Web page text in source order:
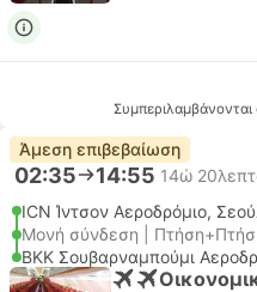
Συμπεριλαμβάνονται
Άμεση επιβεβαίωση
02:35 14:55 14ώ
ICN Ίντσον Αεροδρόμιο,
Μονή σύνδεση |
BKK Σουβαρναμπούμι